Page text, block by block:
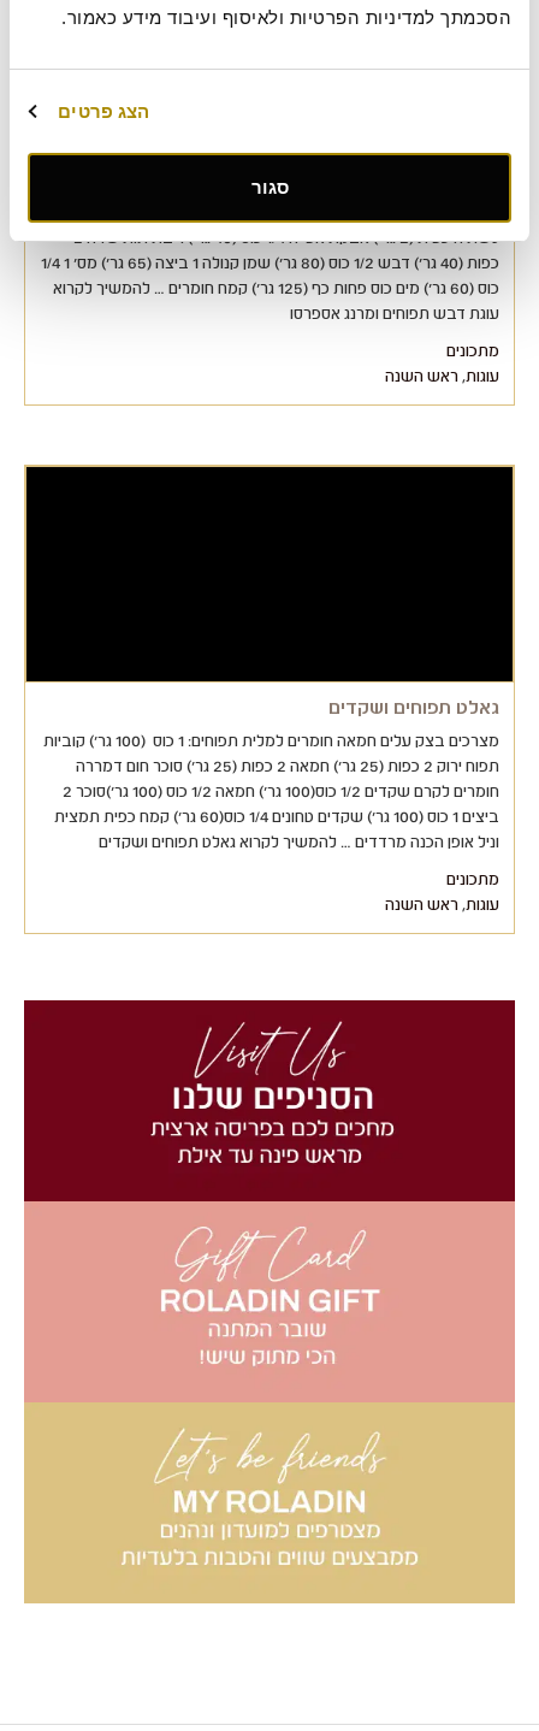
הסכמתך למדיניות הפרטיות ולאיסוף ועיבוד מידע כאמור.
הצג פרטים
סגור
עוגת דבש תפוחים ומרנג אספרסו
לשתיה כפית (2 גר') אבקת אפייה 1/4 כוס (40 גר') ריבת תות שדה 2
כפות (40 גר') דבש 1/2 כוס (80 גר') שמן קנולה 1 ביצה (65 גר') מס' 1 1/4
כוס (60 גר') מים כוס פחות כף (125 גר') קמח חומרים … להמשיך לקרוא
עוגת דבש תפוחים ומרנג אספרסו
מתכונים
עוגות,ראש השנה
גאלט תפוחים ושקדים
מצרכים בצק עלים חמאה חומרים למלית תפוחים: 1 כוס (100 גר') קוביות
תפוח ירוק 2 כפות (25 גר') חמאה 2 כפות (25 גר') סוכר חום דמררה
חומרים לקרם שקדים 1/2 כוס(100 גר') חמאה 1/2 כוס (100 גר')סוכר 2
ביצים 1 כוס (100 גר') שקדים טחונים 1/4 כוס(60 גר') קמח כפית תמצית
וניל אופן הכנה מרדדים … להמשיך לקרוא גאלט תפוחים ושקדים
מתכונים
עוגות,ראש השנה